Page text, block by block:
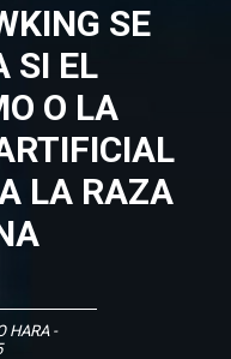
SE
SI EL
O LA
LA RAZA
HARA-